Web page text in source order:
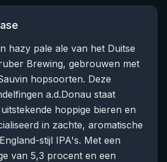
hazy pale ale van het Duitse
Brewing, gebrouwen met
hopsoorten. Deze
a.d.Donau staat
hoppige bieren en
in zachte, aromatische
stijl IPA's. Met een
van 5,3 procent en een